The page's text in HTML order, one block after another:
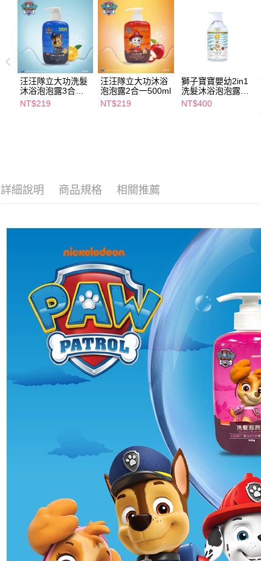
汪汪隊立大功洗髮
沐浴泡泡露3合一
500ml
NT$219
汪汪隊立大功沐浴
泡泡露2合一500ml
NT$219
獅子寶寶嬰幼2in1
洗髮沐浴泡泡露
500ml
NT$400
詳細說明 商品規格 相關推薦